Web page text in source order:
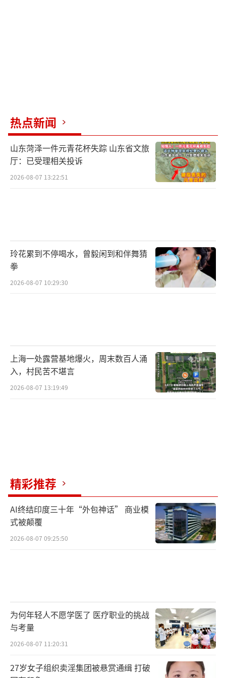
热点新闻
山东菏泽一件元青花杯失踪 山东省文旅
厅：已受理相关投诉
2026-08-07 13:22:51
玲花累到不停喝水，曾毅闲到和伴舞猜
拳
2026-08-07 10:29:30
上海一处露营基地爆火，周末数百人涌
入，村民苦不堪言
2026-08-07 13:19:49
精彩推荐
AI终结印度三十年“外包神话” 商业模
式被颠覆
2026-08-07 09:25:50
为何年轻人不愿学医了 医疗职业的挑战
与考量
2026-08-07 11:20:31
27岁女子组织卖淫集团被悬赏通缉 打破